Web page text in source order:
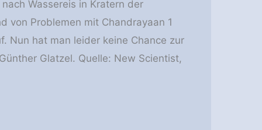
Wassereis in Kratern der
von Problemen mit Chandrayaan 1
Nun hat man leider keine Chance zur
Glatzel. Quelle: New Scientist,